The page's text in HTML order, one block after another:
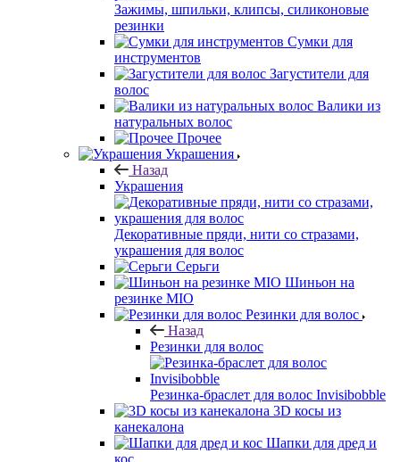
Зажимы, шпильки, клипсы, силиконовые
резинки
Сумки для
инструментов
Загустители для
волос
Валики из
натуральных волос
Прочее
Украшения
Назад
Украшения
Декоративные пряди, нити со стразами,
украшения для волос
Серьги
Шиньон на
резинке MIO
Резинки для волос
Назад
Резинки для волос
Резинка-браслет для волос Invisibobble
3D косы из
канекалона
Шапки для дред и
кос